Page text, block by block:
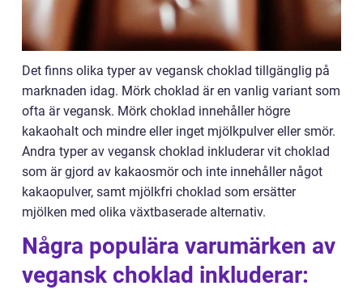
Det finns olika typer av vegansk choklad tillgänglig på
marknaden idag. Mörk choklad är en vanlig variant som
ofta är vegansk. Mörk choklad innehåller högre
kakaohalt och mindre eller inget mjölkpulver eller smör.
Andra typer av vegansk choklad inkluderar vit choklad
som är gjord av kakaosmör och inte innehåller något
kakaopulver, samt mjölkfri choklad som ersätter
mjölken med olika växtbaserade alternativ.
Några populära varumärken av
vegansk choklad inkluderar: